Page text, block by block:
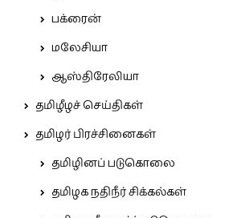
பக்ரைன்
மலேசியா
ஆஸ்திரேலியா
தமிழீழச் செய்திகள்
தமிழர் பிரச்சினைகள்
தமிழினப் படுகொலை
தமிழக நதிநீர் சிக்கல்கள்